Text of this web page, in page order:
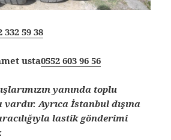
332 59 38
usta0552 603 96 56
yanında toplu
vardır. Ayrıca İstanbul dışına
lastik gönderimi